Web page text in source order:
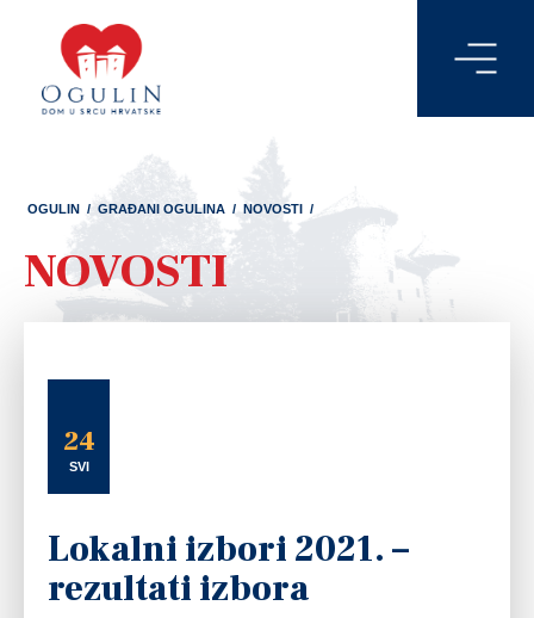
OGULIN / GRAĐANI OGULINA / NOVOSTI /
NOVOSTI
24
SVI
Lokalni izbori 2021. –
rezultati izbora